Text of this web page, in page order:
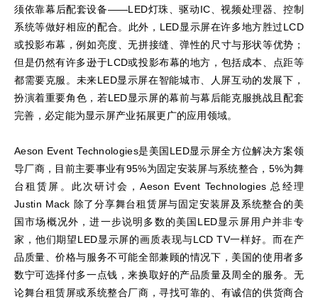
须依靠幕后配套设备——LED灯珠、驱动IC、视频处理器、控制
系统等做好相应的配合。此外，LED显示屏在许多地方胜过LCD
或投影布幕，例如亮度、无拼接缝、弹性的尺寸与形状等优势；
但是仍然有许多逊于LCD或投影布幕的地方，包括成本、点距等
都需要克服。未来LED显示屏在智能城市、人屏互动的发展下，
扮演着重要角色，若LED显示屏的幕前与幕后能克服挑战且配套
完善，必定能为显示屏产业拓展更广的应用领域。
Aeson Event Technologies是美国LED显示屏全方位解决方案领
导厂商，目前主要事业有95%为固定安装屏与系统整合，5%为舞
台租赁屏。此次研讨会，Aeson Event Technologies 总经理
Justin Mack 除了分享舞台租赁屏与固定安装屏及系统整合的美
国市场概况外，进一步说明多数的美国LED显示屏用户并非专
家，他们期望LED显示屏的画质表现与LCD TV一样好。而在产
品质量、价格与服务不可能全部兼顾的情况下，美国的使用者多
数宁可选择付多一点钱，来换取好的产品质量及周全的服务。无
论舞台租赁屏或系统整合厂商，寻找可靠的、有诚信的供货商合